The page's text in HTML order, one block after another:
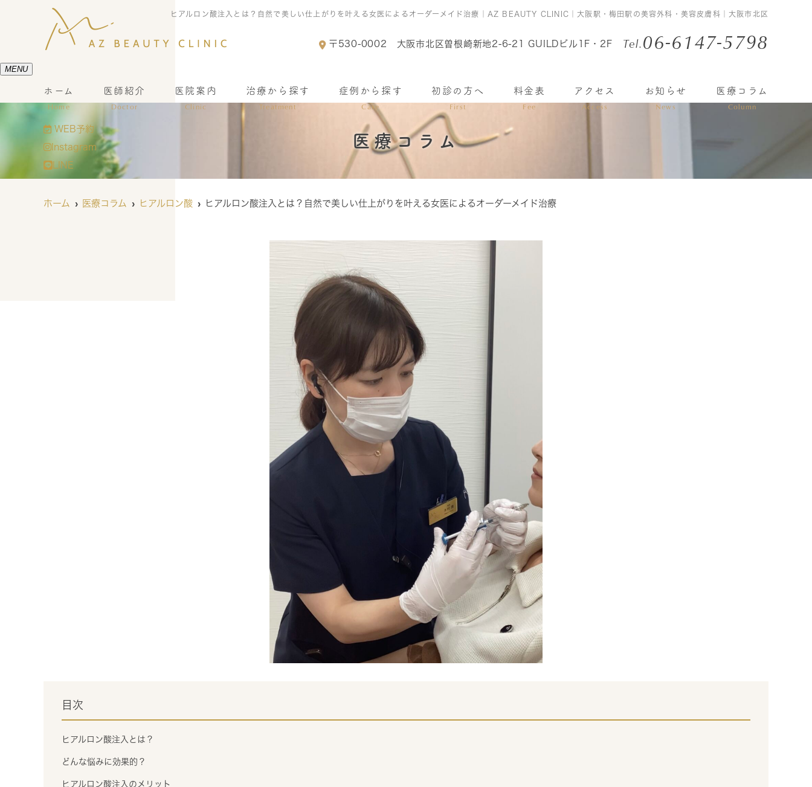
ヒアルロン酸注入とは？自然で美しい仕上がりを叶える女医によるオーダーメイド治療｜AZ BEAUTY CLINIC｜大阪駅・梅田駅の美容外科・美容皮膚科｜大阪市北区
〒530-0002 大阪市北区曽根崎新地2-6-21 GUILDビル1F・2F Tel.06-6147-5798
MENU
ホーム
Home
医師紹介
Doctor
医院案内
Clinic
治療から探す
Treatment
症例から探す
Case
初診の方へ
First
料金表
Fee
アクセス
Access
お知らせ
News
医療コラム
Column
WEB予約
Instagram
LINE
医療コラム
ホーム 医療コラム ヒアルロン酸 ヒアルロン酸注入とは？自然で美しい仕上がりを叶える女医によるオーダーメイド治療
目次
ヒアルロン酸注入とは？
どんな悩みに効果的？
ヒアルロン酸注入のメリット